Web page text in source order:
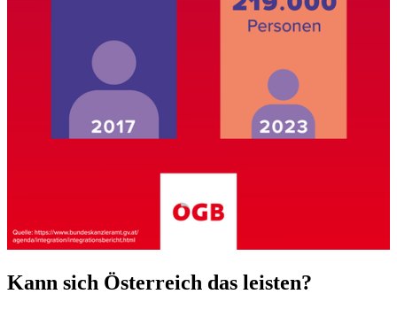
Kann sich Österreich das leisten?